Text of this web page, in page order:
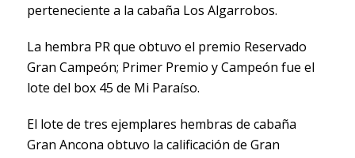
perteneciente a la cabaña Los Algarrobos.
La hembra PR que obtuvo el premio Reservado
Gran Campeón; Primer Premio y Campeón fue el
lote del box 45 de Mi Paraíso.
El lote de tres ejemplares hembras de cabaña
Gran Ancona obtuvo la calificación de Gran